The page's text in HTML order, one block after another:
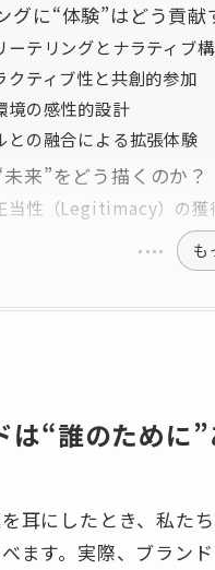
グに“体験”はどう貢献
ーテリングとナラティブ
クティブ性と共創的参加
境の感性的設計
との融合による拡張体験
来”をどう描くのか？
当性（Legitimacy）の獲
も
は“誰のために”
を耳にしたとき、私た
ます。実際、ブラン